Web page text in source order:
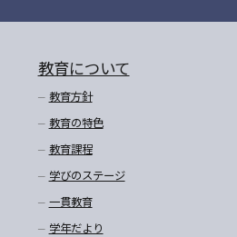
教育について
教育方針
教育の特色
教育課程
学びのステージ
一貫教育
学年だより